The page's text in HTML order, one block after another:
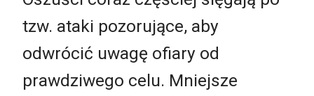
tzw. ataki pozorujące, aby
odwrócić uwagę ofiary od
prawdziwego celu. Mniejsze